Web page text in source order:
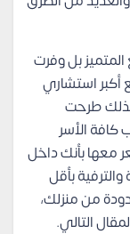
بل وفرت
أكبر استشاري
طرحت
الأسر
معها بأنك داخل
بأقل
من منزلك،
التالي.